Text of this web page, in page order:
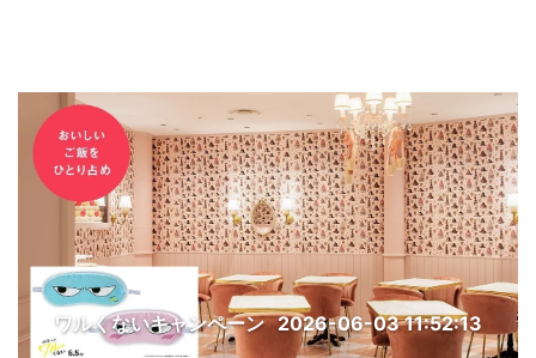
ワルくないキャンペーン 2026-06-03 11:52:13